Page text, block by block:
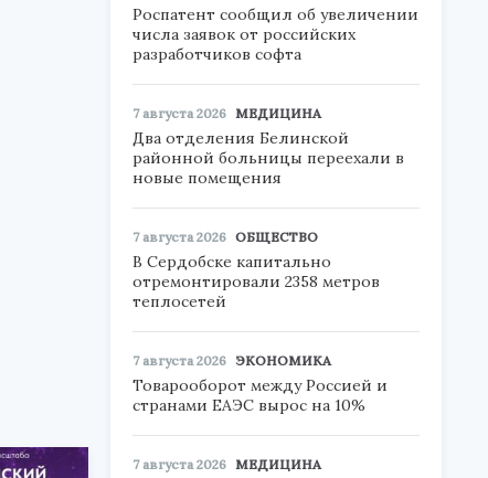
Роспатент сообщил об увеличении
числа заявок от российских
разработчиков софта
7 августа 2026 МЕДИЦИНА
Два отделения Белинской
районной больницы переехали в
новые помещения
7 августа 2026 ОБЩЕСТВО
В Сердобске капитально
отремонтировали 2358 метров
теплосетей
7 августа 2026 ЭКОНОМИКА
Товарооборот между Россией и
странами ЕАЭС вырос на 10%
7 августа 2026 МЕДИЦИНА